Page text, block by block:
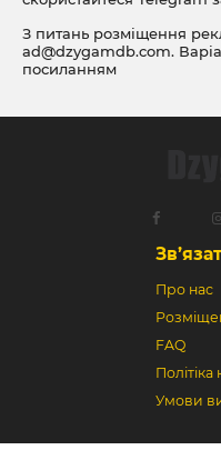
З питань розміщення
ad@dzygamdb.com.
посиланням
Про нас
FAQ
Політіка
Умови